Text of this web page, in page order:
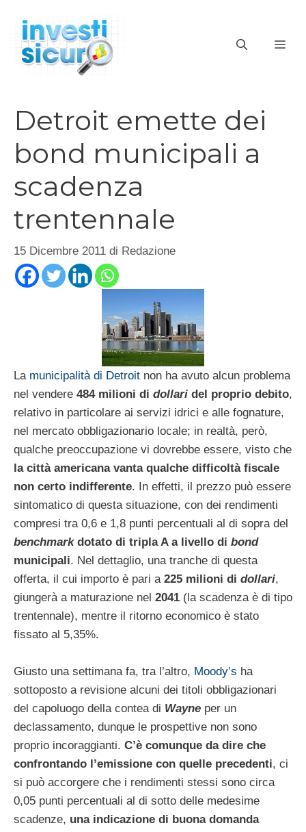
contenuto
Detroit emette dei
bond municipali a
scadenza
trentennale
15 Dicembre 2011 di Redazione
La municipalità di Detroit non ha avuto alcun problema
nel vendere 484 milioni di dollari del proprio debito,
relativo in particolare ai servizi idrici e alle fognature,
nel mercato obbligazionario locale; in realtà, però,
qualche preoccupazione vi dovrebbe essere, visto che
la città americana vanta qualche difficoltà fiscale
non certo indifferente. In effetti, il prezzo può essere
sintomatico di questa situazione, con dei rendimenti
compresi tra 0,6 e 1,8 punti percentuali al di sopra del
benchmarkdotato di tripla A a livello di bond
municipali. Nel dettaglio, una tranche di questa
offerta, il cui importo è pari a 225 milioni di dollari,
giungerà a maturazione nel 2041 (la scadenza è di tipo
trentennale), mentre il ritorno economico è stato
fissato al 5,35%.
Giusto una settimana fa, tra l’altro, Moody’s ha
sottoposto a revisione alcuni dei titoli obbligazionari
del capoluogo della contea di Wayne per un
declassamento, dunque le prospettive non sono
proprio incoraggianti. C’è comunque da dire che
confrontando l’emissione con quelle precedenti, ci
si può accorgere che i rendimenti stessi sono circa
0,05 punti percentuali al di sotto delle medesime
scadenze, una indicazione di buona domanda